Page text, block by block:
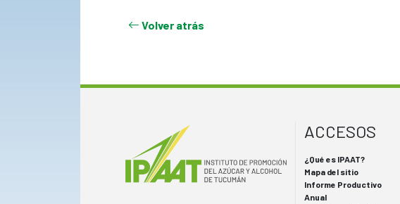
Volver atrás
ACCESOS
¿Qué es IPAAT?
Mapa del sitio
Informe Productivo
Anual